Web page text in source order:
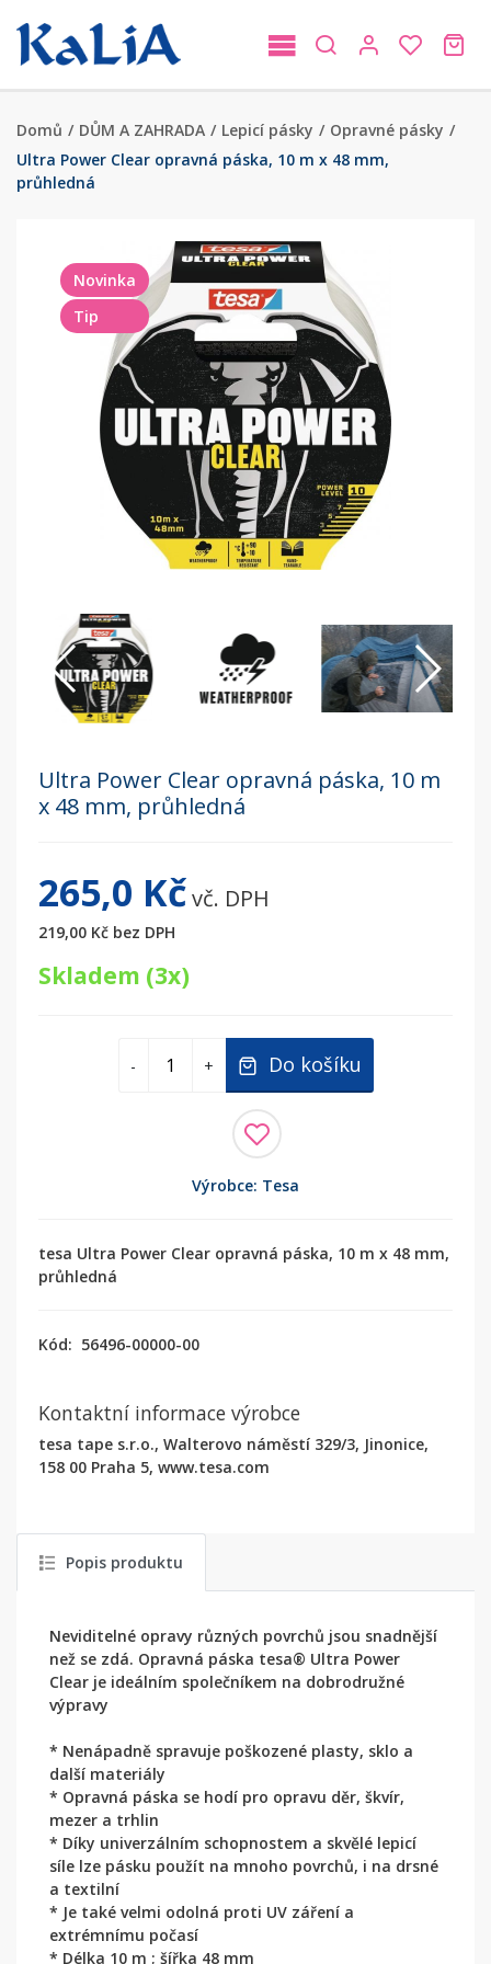
Domů / DŮM A ZAHRADA / Lepicí pásky / Opravné pásky /
Ultra Power Clear opravná páska, 10 m x 48 mm,
průhledná
Novinka
Tip
Ultra Power Clear opravná páska, 10 m
x 48 mm, průhledná
265,0 Kčvč. DPH
219,00 Kč bez DPH
Skladem (3x)
- + Do košíku
Výrobce: Tesa
tesa Ultra Power Clear opravná páska, 10 m x 48 mm,
průhledná
Kód: 56496-00000-00
Kontaktní informace výrobce
tesa tape s.r.o., Walterovo náměstí 329/3, Jinonice,
158 00 Praha 5, www.tesa.com
Popis produktu
Neviditelné opravy různých povrchů jsou snadnější
než se zdá. Opravná páska tesa® Ultra Power
Clear je ideálním společníkem na dobrodružné
výpravy
* Nenápadně spravuje poškozené plasty, sklo a
další materiály
* Opravná páska se hodí pro opravu děr, škvír,
mezer a trhlin
* Díky univerzálním schopnostem a skvělé lepicí
síle lze pásku použít na mnoho povrchů, i na drsné
a textilní
* Je také velmi odolná proti UV záření a
extrémnímu počasí
* Délka 10 m ; šířka 48 mm